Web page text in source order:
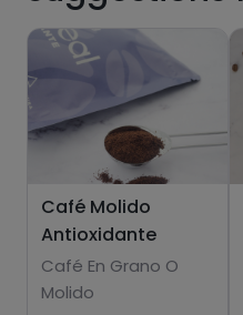
Hazte PLUS para ver
de las recetas, y
Café Molido
Antioxidante
Café En Grano O
Molido